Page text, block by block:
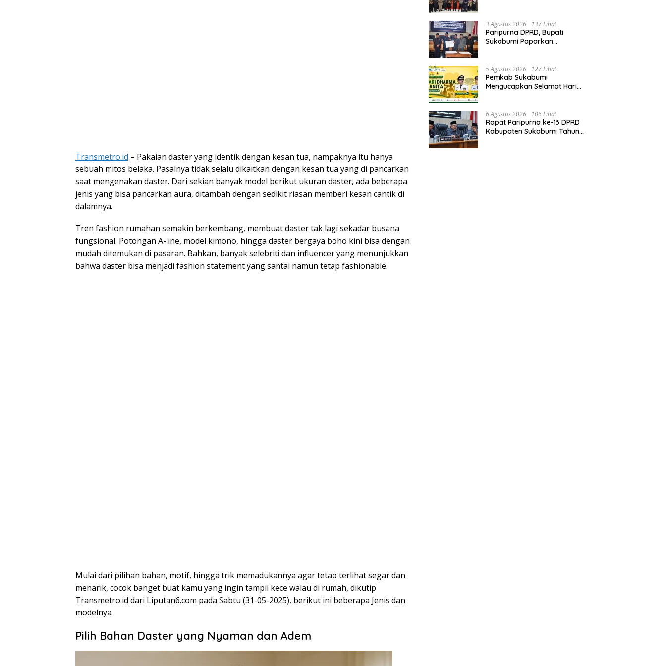
Transmetro.id – Pakaian daster yang identik dengan kesan tua, nampaknya itu hanya
sebuah mitos belaka. Pasalnya tidak selalu dikaitkan dengan kesan tua yang di pancarkan
saat mengenakan daster. Dari sekian banyak model berikut ukuran daster, ada beberapa
jenis yang bisa pancarkan aura, ditambah dengan sedikit riasan memberi kesan cantik di
dalamnya.
Tren fashion rumahan semakin berkembang, membuat daster tak lagi sekadar busana
fungsional. Potongan A-line, model kimono, hingga daster bergaya boho kini bisa dengan
mudah ditemukan di pasaran. Bahkan, banyak selebriti dan influencer yang menunjukkan
bahwa daster bisa menjadi fashion statement yang santai namun tetap fashionable.
Mulai dari pilihan bahan, motif, hingga trik memadukannya agar tetap terlihat segar dan
menarik, cocok banget buat kamu yang ingin tampil kece walau di rumah, dikutip
Transmetro.id dari Liputan6.com pada Sabtu (31-05-2025), berikut ini beberapa Jenis dan
modelnya.
Pilih Bahan Daster yang Nyaman dan Adem
3 Agustus 2026 137 Lihat
Paripurna DPRD, Bupati
Sukabumi Paparkan
5 Agustus 2026 127 Lihat
Pemkab Sukabumi
Mengucapkan Selamat Hari
6 Agustus 2026 106 Lihat
Rapat Paripurna ke-13 DPRD
Kabupaten Sukabumi Tahun